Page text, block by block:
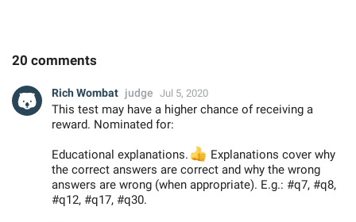
20 comments
Rich Wombat judge Jul 5, 2020
This test may have a higher chance of receiving a
reward. Nominated for:
Educational explanations.
👍Explanations cover why
the correct answers are correct and why the wrong
answers are wrong (when appropriate). E.g.: #q7, #q8,
#q12, #q17, #q30.